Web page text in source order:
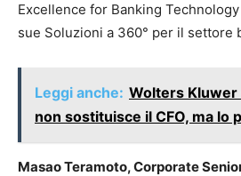
Excellence for Banking
sue Soluzioni a 360° per il settore
Leggi anche: Wolters Kluwer
non sostituisce il CFO, ma lo
Masao Teramoto, Corporate